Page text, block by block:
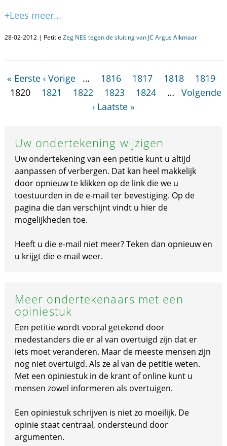
+Lees meer...
28-02-2012 | Petitie Zeg NEE tegen de sluiting van JC Argus Alkmaar
« Eerste ‹ Vorige … 1816 1817 1818
1819
1820
1821 1822 1823 1824 …
Volgende
› Laatste »
Uw ondertekening wijzigen
Uw ondertekening van een petitie kunt u altijd
aanpassen of verbergen. Dat kan heel makkelijk
door opnieuw te klikken op de link die we u
toestuurden in de e-mail ter bevestiging. Op de
pagina die dan verschijnt vindt u hier de
mogelijkheden toe.
Heeft u die e-mail niet meer? Teken dan opnieuw en
u krijgt die e-mail weer.
Meer ondertekenaars met een
opiniestuk
Een petitie wordt vooral getekend door
medestanders die er al van overtuigd zijn dat er
iets moet veranderen. Maar de meeste mensen zijn
nog niet overtuigd. Als ze al van de petitie weten.
Met een opiniestuk in de krant of online kunt u
mensen zowel informeren als overtuigen.
Een opiniestuk schrijven is niet zo moeilijk. De
opinie staat centraal, ondersteund door
argumenten.